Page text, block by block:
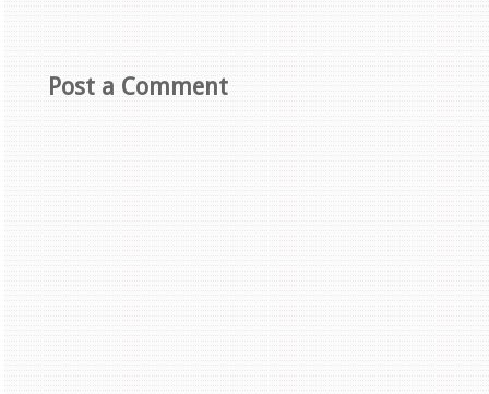
Post a Comment